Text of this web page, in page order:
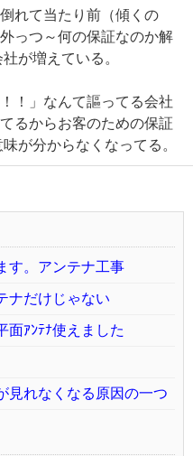
れて当たり前（傾くの
っつ～何の保証なのか解
が増えている。
！」なんて謳ってる会社
るからお客のための保証
が分からなくなってる。
す。アンテナ工事
ナだけじゃない
面ｱﾝﾃﾅ使えました
見れなくなる原因の一つ